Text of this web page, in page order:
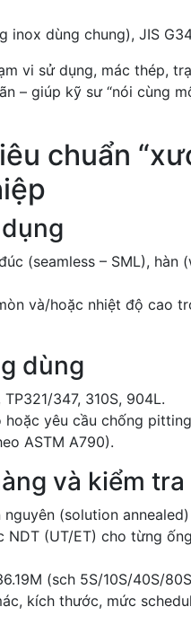
inox dùng chung), JIS
vi sử dụng, mác thép,
– giúp kỹ sư “nói cùng
chuẩn
(seamless – SML), hàn
và/hoặc nhiệt độ cao
dùng
347, 310S, 904L.
yêu cầu chống
ASTM A790).
và kiểm tra
(solution
NDT (UT/ET) cho từng
(sch 5S/10S/40S/
kích thước, mức